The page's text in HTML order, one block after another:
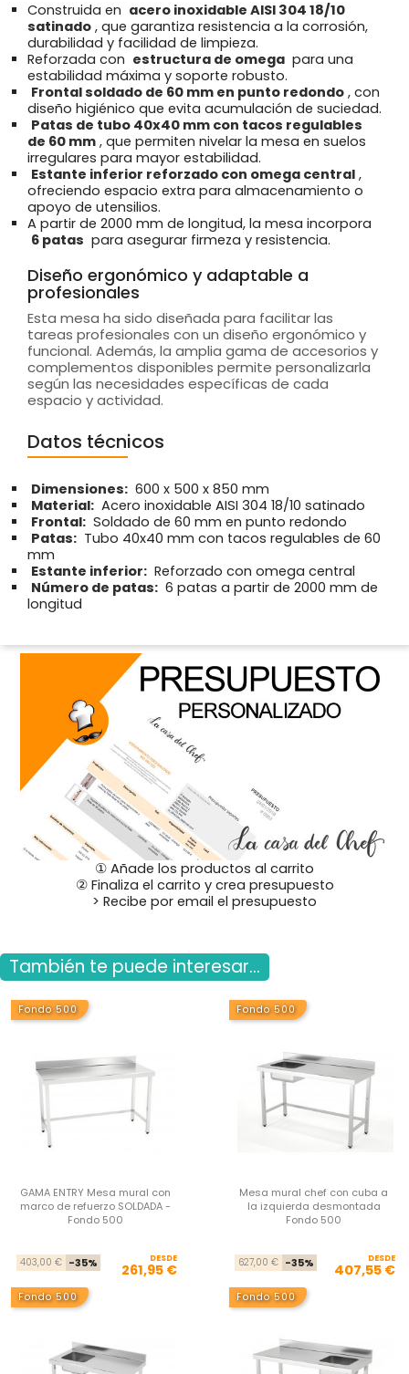
Construida en acero inoxidable AISI 304 18/10
satinado , que garantiza resistencia a la corrosión,
durabilidad y facilidad de limpieza.
Reforzada con estructura de omega para una
estabilidad máxima y soporte robusto.
Frontal soldado de 60 mm en punto redondo , con
diseño higiénico que evita acumulación de suciedad.
Patas de tubo 40x40 mm con tacos regulables
de 60 mm , que permiten nivelar la mesa en suelos
irregulares para mayor estabilidad.
Estante inferior reforzado con omega central ,
ofreciendo espacio extra para almacenamiento o
apoyo de utensilios.
A partir de 2000 mm de longitud, la mesa incorpora
6 patas para asegurar firmeza y resistencia.
Diseño ergonómico y adaptable a
profesionales
Esta mesa ha sido diseñada para facilitar las
tareas profesionales con un diseño ergonómico y
funcional. Además, la amplia gama de accesorios y
complementos disponibles permite personalizarla
según las necesidades específicas de cada
espacio y actividad.
Datos técnicos
Dimensiones: 600 x 500 x 850 mm
Material: Acero inoxidable AISI 304 18/10 satinado
Frontal: Soldado de 60 mm en punto redondo
Patas: Tubo 40x40 mm con tacos regulables de 60
mm
Estante inferior: Reforzado con omega central
Número de patas: 6 patas a partir de 2000 mm de
longitud
① Añade los productos al carrito
② Finaliza el carrito y crea presupuesto
> Recibe por email el presupuesto
También te puede interesar...
Fondo 500
GAMA ENTRY Mesa mural con
marco de refuerzo SOLDADA -
Fondo 500
Precio base
403,00 € -35% Precio
DESDE
261,95 €
Fondo 500
Mesa mural chef con cuba a
la izquierda desmontada
Fondo 500
627,00 € -35% DESDE
407,55 €
Fondo 500 Fondo 500